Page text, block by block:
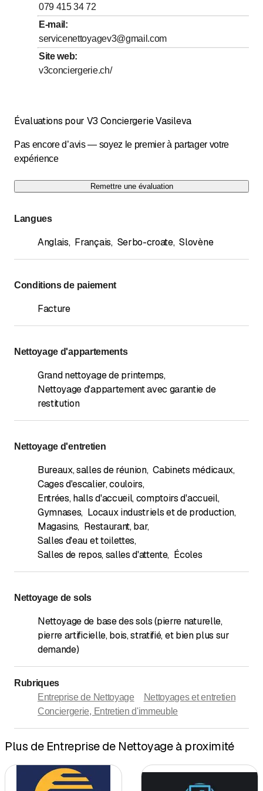
Jeudi
Vendredi
Samedi
Dimanche
079 415 34 72
E-mail :
servicenettoyagev3@gmail.com
Site web:
v3conciergerie.ch/
Évaluations pour V3 Conciergerie Vasileva
Pas encore d’avis — soyez le premier à partager votre
expérience
Remettre une évaluation
Langues
Anglais, Français, Serbo-croate, Slovène
Conditions de paiement
Facture
Nettoyage d'appartements
Grand nettoyage de printemps,
Nettoyage d'appartement avec garantie de
restitution
Nettoyage d'entretien
Bureaux, salles de réunion, Cabinets médicaux,
Cages d'escalier, couloirs,
Entrées, halls d'accueil, comptoirs d'accueil,
Gymnases, Locaux industriels et de production,
Magasins, Restaurant, bar,
Salles d'eau et toilettes,
Salles de repos, salles d'attente, Écoles
Nettoyage de sols
Nettoyage de base des sols (pierre naturelle,
pierre artificielle, bois, stratifié, et bien plus sur
demande)
Rubriques
Entreprise de Nettoyage
Nettoyages et entretien
Conciergerie, Entretien d'immeuble
Plus de Entreprise de Nettoyage à proximité